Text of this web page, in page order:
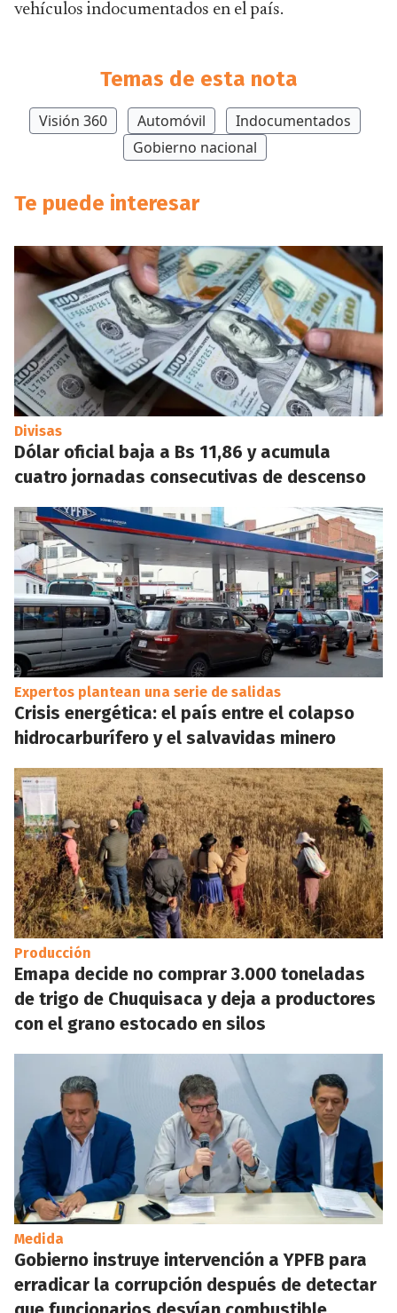
vehículos indocumentados en el país.
Temas de esta nota
Visión 360 Automóvil
Indocumentados
Gobierno nacional
Te puede interesar
Divisas
Dólar oficial baja a Bs 11,86 y acumula
cuatro jornadas consecutivas de descenso
Expertos plantean una serie de salidas
Crisis energética: el país entre el colapso
hidrocarburífero y el salvavidas minero
Producción
Emapa decide no comprar 3.000 toneladas
de trigo de Chuquisaca y deja a productores
con el grano estocado en silos
Medida
Gobierno instruye intervención a YPFB para
erradicar la corrupción después de detectar